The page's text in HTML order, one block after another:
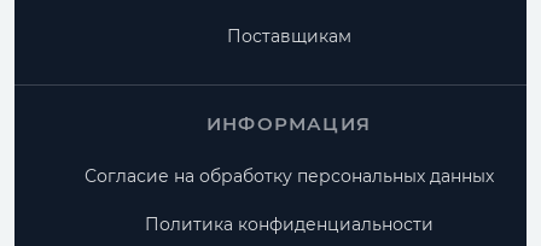
Поставщикам
ИНФОРМАЦИЯ
Согласие на обработку персональных данных
Политика конфиденциальности